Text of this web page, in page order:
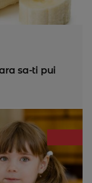
sa-ti pui